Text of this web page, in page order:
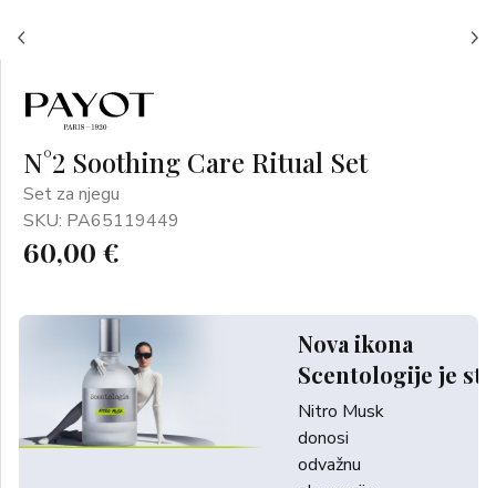
N°2 Soothing Care Ritual Set
Set za njegu
SKU: PA65119449
60,00 €
Nova ikona
Scentologije je
Nitro Musk
donosi
odvažnu